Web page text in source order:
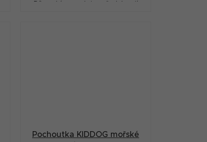
Díky rybímu proteinu představují
Pochoutka KIDDOG mořské